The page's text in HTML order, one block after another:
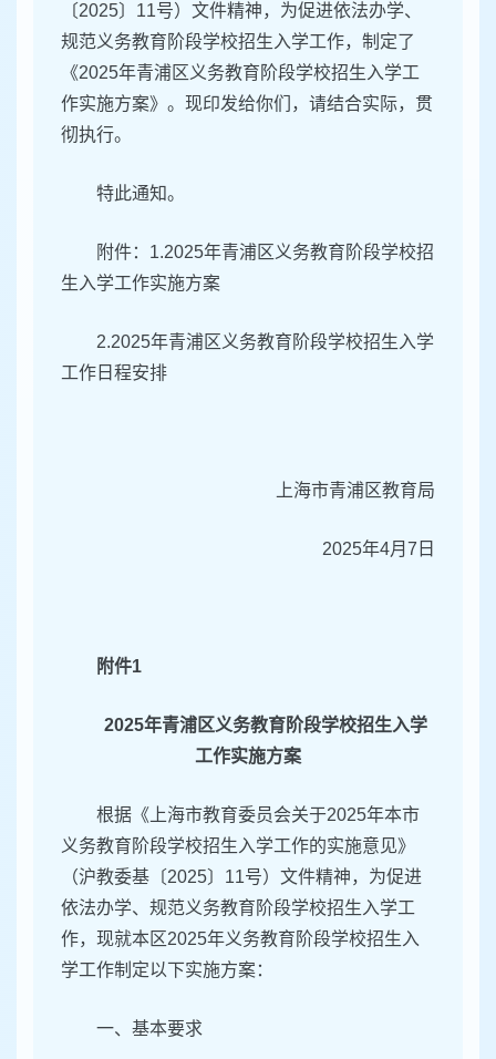
〔2025〕11号）文件精神，为促进依法办学、
规范义务教育阶段学校招生入学工作，制定了
《2025年青浦区义务教育阶段学校招生入学工
作实施方案》。现印发给你们，请结合实际，贯
彻执行。
特此通知。
附件：1.2025年青浦区义务教育阶段学校招
生入学工作实施方案
2.2025年青浦区义务教育阶段学校招生入学
工作日程安排
上海市青浦区教育局
2025年4月7日
附件1
2025年青浦区义务教育阶段学校招生入学
工作实施方案
根据《上海市教育委员会关于2025年本市
义务教育阶段学校招生入学工作的实施意见》
（沪教委基〔2025〕11号）文件精神，为促进
依法办学、规范义务教育阶段学校招生入学工
作，现就本区2025年义务教育阶段学校招生入
学工作制定以下实施方案：
一、基本要求